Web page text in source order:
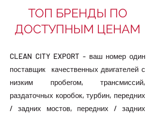
ТОП БРЕНДЫ ПО
ДОСТУПНЫМ ЦЕНАМ
CLEAN CITY EXPORT - ваш номер один
поставщик качественных двигателей с
низким пробегом, трансмиссий,
раздаточных коробок, турбин, передних
/ задних мостов, передних / задних